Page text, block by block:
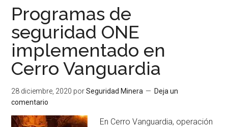
tendrán
nuevas
restricciones
en
actividad
minera?
Programas de
seguridad ONE
implementado en
Cerro Vanguardia
28 diciembre, 2020 porSeguridad Minera
Deja un
comentario
En Cerro Vanguardia, operación